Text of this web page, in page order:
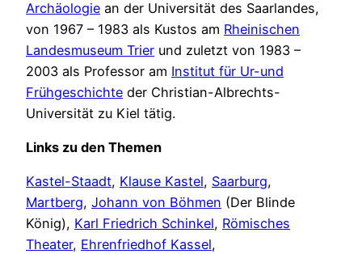
Archäologie an der Universität des Saarlandes,
von 1967 – 1983 als Kustos am Rheinischen
Landesmuseum Trier und zuletzt von 1983 –
2003 als Professor am Institut für Ur-und
Frühgeschichte der Christian-Albrechts-
Universität zu Kiel tätig.
Links zu den Themen
Kastel-Staadt, Klause Kastel, Saarburg,
Martberg, Johann von Böhmen (Der Blinde
König), Karl Friedrich Schinkel, Römisches
Theater, Ehrenfriedhof Kassel,